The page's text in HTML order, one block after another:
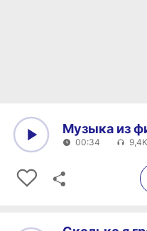
Музыка из
00:34 9,4K